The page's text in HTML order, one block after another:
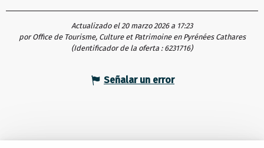
Actualizado el 20 marzo 2026 a 17:23
por Office de Tourisme, Culture et Patrimoine en Pyrénées Cathares
(Identificador de la oferta : 6231716)
Señalar un error